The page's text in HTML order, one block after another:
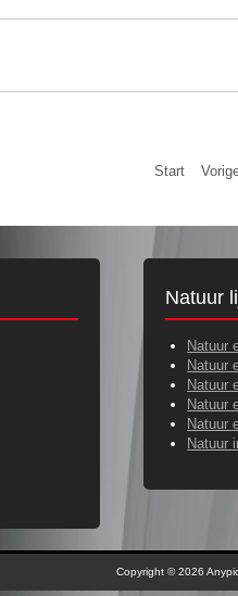
Start
Natuur
Natuur
Natuur
Natuur
Natuur
Natuur
Natuur
Copyright © 2026